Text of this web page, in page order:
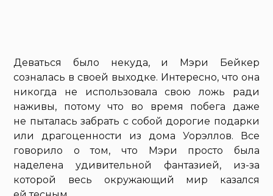
Деваться было некуда, и Мэри Бейкер
созналась в своей выходке. Интересно, что она
никогда не использовала свою ложь ради
наживы, потому что во время побега даже
не пыталась забрать с собой дорогие подарки
или драгоценности из дома Уорэллов. Все
говорило о том, что Мэри просто была
наделена удивительной фантазией, из-за
которой весь окружающий мир казался